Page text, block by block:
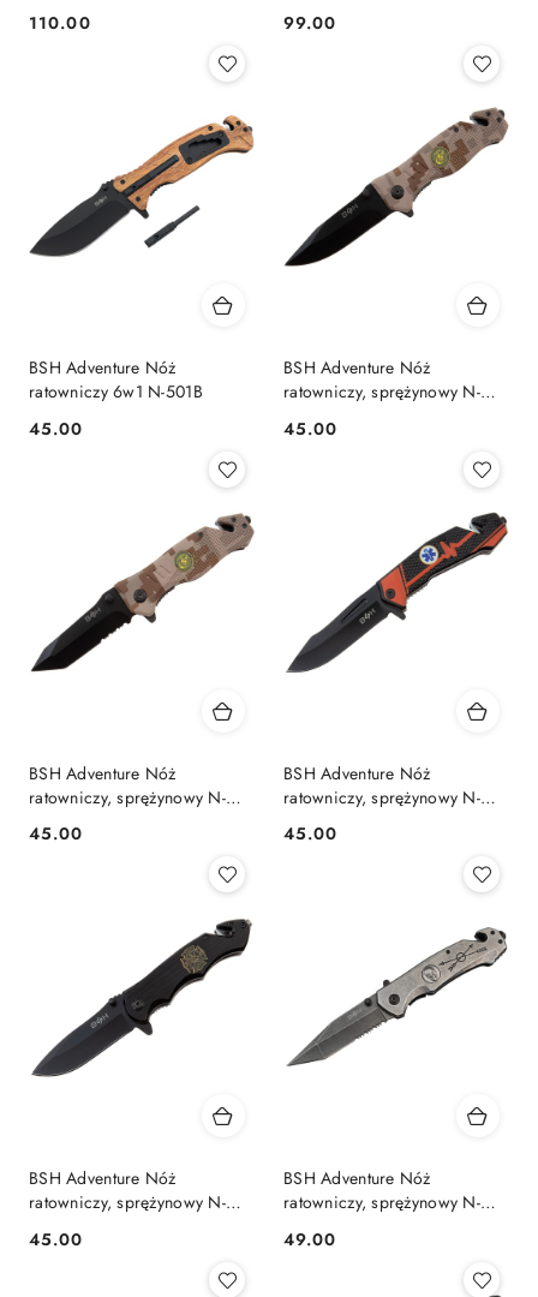
Cena:
110.00 Cena:
99.00
BSH Adventure Nóż
ratowniczy 6w1 N-501B
Cena:
45.00
BSH Adventure Nóż
ratowniczy, sprężynowy N-
Cena:
45.00
BSH Adventure Nóż
ratowniczy, sprężynowy N-
Cena:
45.00
BSH Adventure Nóż
ratowniczy, sprężynowy N-
Cena:
45.00
BSH Adventure Nóż
ratowniczy, sprężynowy N-
Cena:
45.00
BSH Adventure Nóż
ratowniczy, sprężynowy N-
Cena:
49.00